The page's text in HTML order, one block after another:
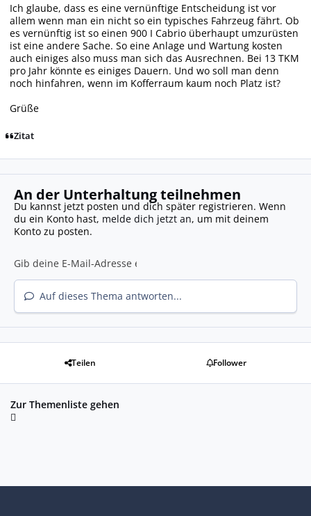
Ich glaube, dass es eine vernünftige Entscheidung ist vor
allem wenn man ein nicht so ein typisches Fahrzeug fährt. Ob
es vernünftig ist so einen 900 I Cabrio überhaupt umzurüsten
ist eine andere Sache. So eine Anlage und Wartung kosten
auch einiges also muss man sich das Ausrechnen. Bei 13 TKM
pro Jahr könnte es einiges Dauern. Und wo soll man denn
noch hinfahren, wenn im Kofferraum kaum noch Platz ist?
Grüße
Zitat
An der Unterhaltung teilnehmen
Du kannst jetzt posten und dich später registrieren. Wenn
du ein Konto hast, melde dich jetzt an, um mit deinem
Konto zu posten.
Auf dieses Thema antworten...
Teilen Follower
Zur Themenliste gehen